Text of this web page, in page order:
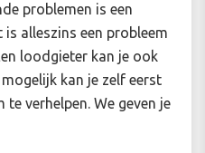
problemen is een
alleszins een probleem
loodgieter kan je ook
kan je zelf eerst
verhelpen. We geven je